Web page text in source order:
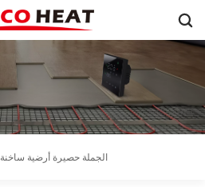
الجملة حصيرة أرضية ساخنة